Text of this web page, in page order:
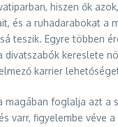
hiszen ők
és a ruhadarabokat a
teszik. Egyre többen
divatszabók kereslete
karrier
magában foglalja azt a
varr, figyelembe véve